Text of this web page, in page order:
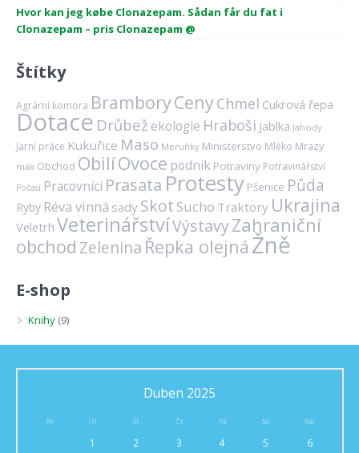
Hvor kan jeg købe Clonazepam. Sådan får du fat i
Clonazepam – pris Clonazepam @
Štítky
Agrární komora BramboryCenyChmel Cukrová řepa
Dotace Drůbež ekologie Hraboši Jablka Jahody
Jarní práce Kukuřice Maso Meruňky Ministerstvo Mléko Mrazy
mák Obchod ObilíOvoce podnik Potraviny Potravinářství
Počasí Pracovníci Prasata Protesty Pšenice Půda
Ryby Réva vinná sady Skot Sucho Traktory Ukrajina
Veletrh VeterinářstvíVýstavyZahraniční
obchod Zelenina Řepka olejná Žně
E-shop
Knihy (9)
Duben 2025
Po Út St Čt Pá So Ne
1 2 3 4 5
6